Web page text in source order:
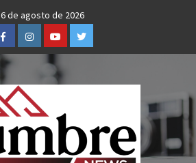
6 de agosto de 2026
FacebookInstagramYoutubeTwitter